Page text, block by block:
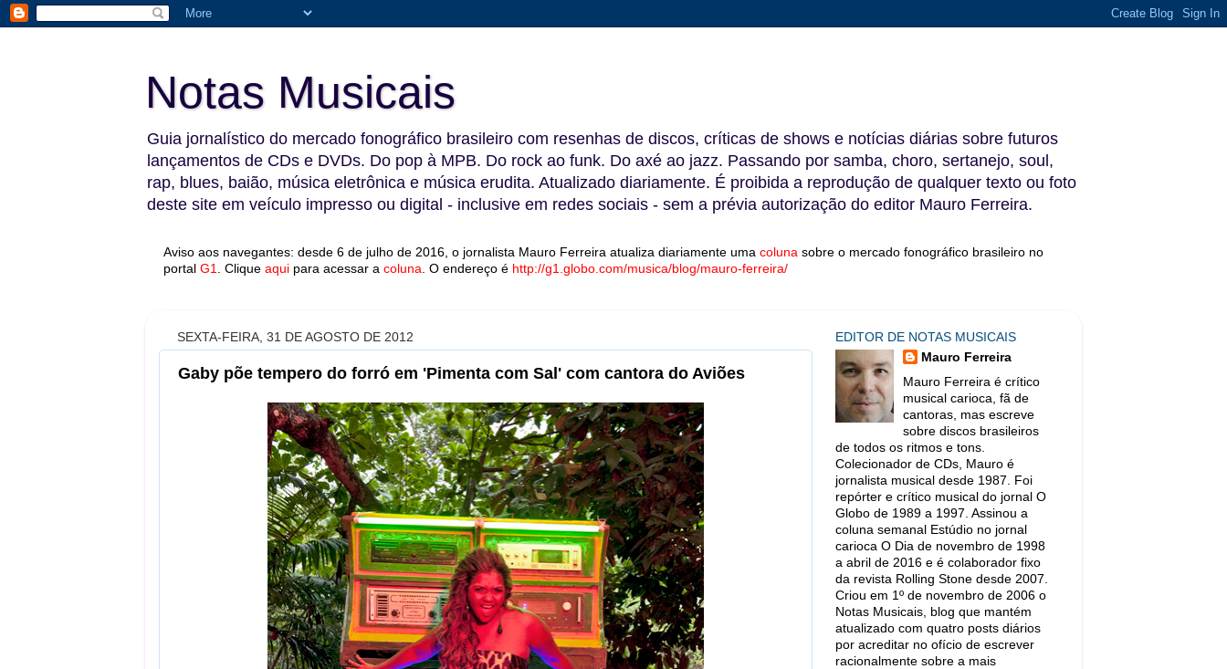
Notas Musicais
Guia jornalístico do mercado fonográfico brasileiro com resenhas de discos, críticas de shows e notícias diárias sobre futuros
lançamentos de CDs e DVDs. Do pop à MPB. Do rock ao funk. Do axé ao jazz. Passando por samba, choro, sertanejo, soul,
rap, blues, baião, música eletrônica e música erudita. Atualizado diariamente. É proibida a reprodução de qualquer texto ou foto
deste site em veículo impresso ou digital - inclusive em redes sociais - sem a prévia autorização do editor Mauro Ferreira.
Aviso aos navegantes: desde 6 de julho de 2016, o jornalista Mauro Ferreira atualiza diariamente uma coluna sobre o mercado fonográfico brasileiro no
portal G1 Clique aqui para acessar a coluna O endereço é http://g1.globo.com/musica/blog/mauro-ferreira/
SEXTA-FEIRA, 31 DE AGOSTO DE 2012
Gaby põe tempero do forró em 'Pimenta com Sal' com cantora do Aviões
EDITOR DE NOTAS MUSICAIS
Mauro Ferreira
Mauro Ferreira é crítico
musical carioca, fã de
cantoras, mas escreve
sobre discos brasileiros
de todos os ritmos e tons.
Colecionador de CDs, Mauro é
jornalista musical desde 1987. Foi
repórter e crítico musical do jornal O
Globo de 1989 a 1997. Assinou a
coluna semanal Estúdio no jornal
carioca O Dia de novembro de 1998
a abril de 2016 e é colaborador fixo
da revista Rolling Stone desde 2007.
Criou em 1º de novembro de 2006 o
Notas Musicais, blog que mantém
atualizado com quatro posts diários
por acreditar no ofício de escrever
racionalmente sobre a mais